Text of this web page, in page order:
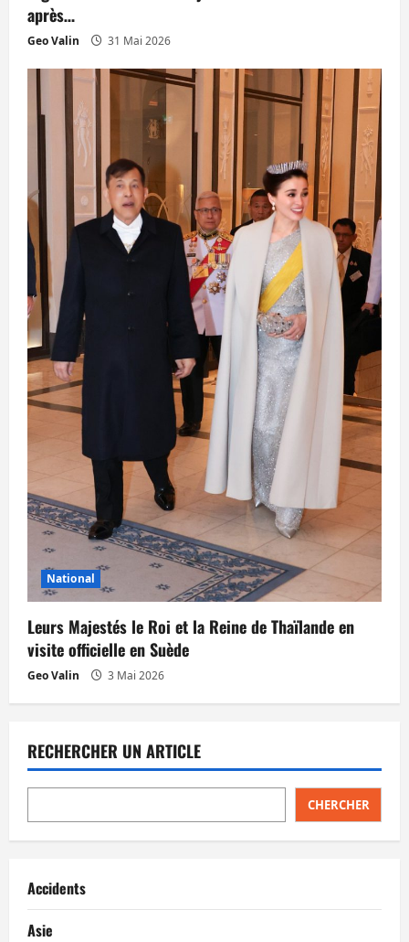
après…
Geo Valin 31 Mai 2026
National
Leurs Majestés le Roi et la Reine de Thaïlande en
visite officielle en Suède
Geo Valin 3 Mai 2026
RECHERCHER UN ARTICLE
CHERCHER
Accidents
Asie